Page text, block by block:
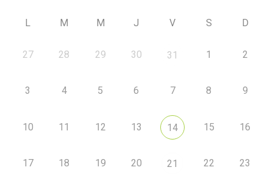
L M M J V S D
27 28 29 30 31 1 2
3 4 5 6 7 8 9
10 11 12 13 14 15 16
17 18 19 20 21 22 23